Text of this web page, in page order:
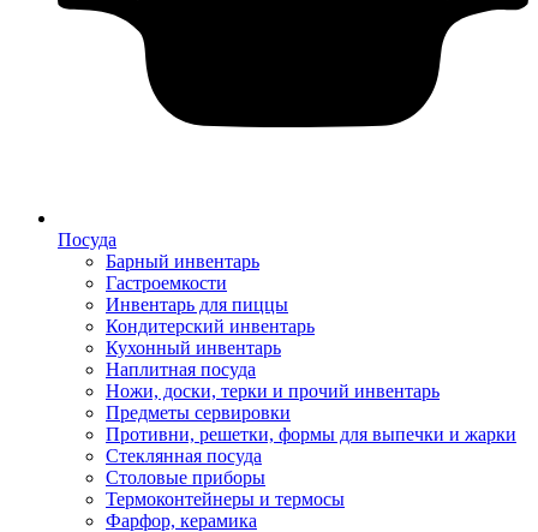
Посуда
Барный инвентарь
Гастроемкости
Инвентарь для пиццы
Кондитерский инвентарь
Кухонный инвентарь
Наплитная посуда
Ножи, доски, терки и прочий инвентарь
Предметы сервировки
Противни, решетки, формы для выпечки и жарки
Стеклянная посуда
Столовые приборы
Термоконтейнеры и термосы
Фарфор, керамика